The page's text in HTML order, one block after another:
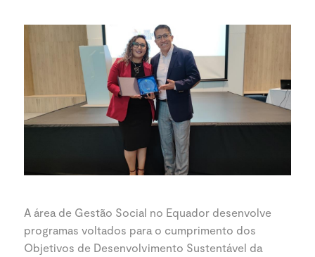
A área de Gestão Social no Equador desenvolve
programas voltados para o cumprimento dos
Objetivos de Desenvolvimento Sustentável da